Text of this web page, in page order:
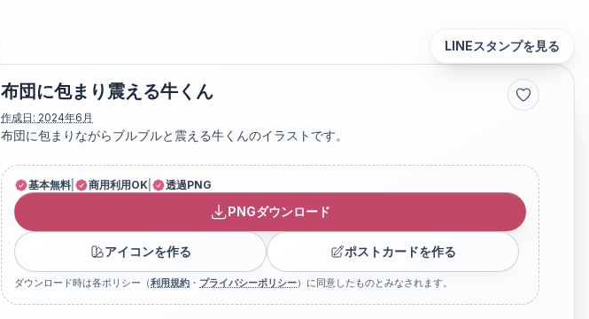
LINEスタンプを見る
布団に包まり震える牛くん
作成日: 2024年6月
布団に包まりながらブルブルと震える牛くんのイラストです。
基本無料 商用利用OK 透過PNG
PNGダウンロード
アイコンを作る ポストカードを作る
ダウンロード時は各ポリシー（利用規約 ・ プライバシーポリシー）に同意したものとみなされます。